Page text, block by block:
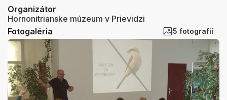
Organizátor
Hornonitrianske múzeum v Prievidzi
Fotogaléria
5 fotografií